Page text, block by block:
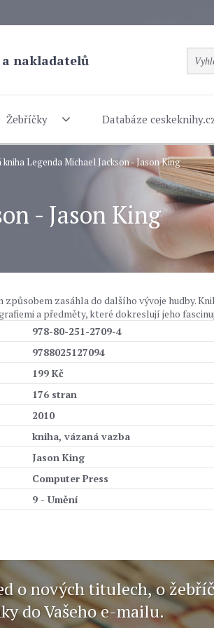
a nakladatelů
Žebříčky Databáze
kniha Legenda Michael Jackson - Jason King
- Jason King
zasáhla do dalšího vývoje hudby.
a předměty, které dokreslují jeho
978-80-251-2709-4
9788025127094
199 Kč
176 stran
2010
kniha, vázaná vazba
Jason King
Computer Press
9 - Umění
o nových titulech, o
do Vašeho e-mailu.